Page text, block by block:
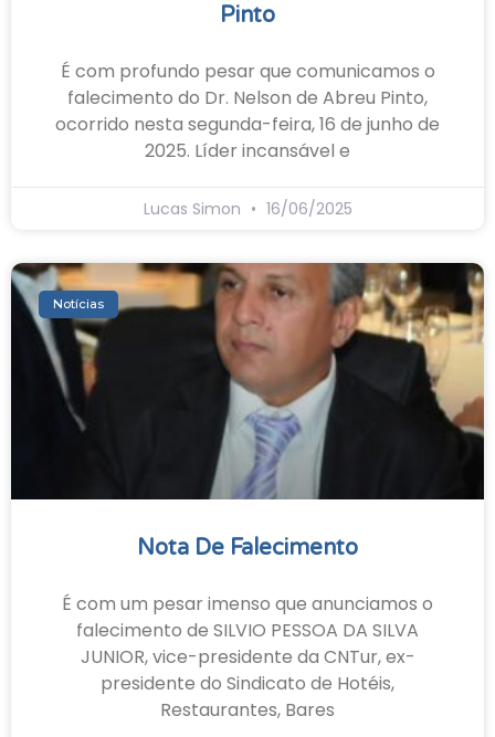
Pinto
É com profundo pesar que comunicamos o
falecimento do Dr. Nelson de Abreu Pinto,
ocorrido nesta segunda-feira, 16 de junho de
2025. Líder incansável e
Lucas Simon 16/06/2025
Notícias
Nota De Falecimento
É com um pesar imenso que anunciamos o
falecimento de SILVIO PESSOA DA SILVA
JUNIOR, vice-presidente da CNTur, ex-
presidente do Sindicato de Hotéis,
Restaurantes, Bares